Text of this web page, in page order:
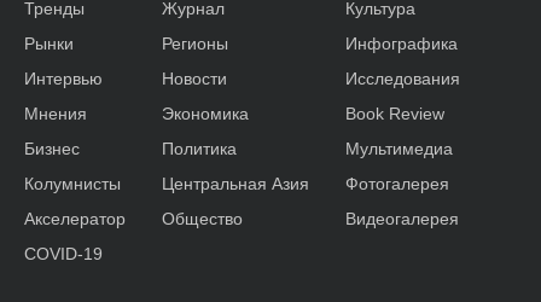
Тренды
Рынки
Интервью
Мнения
Бизнес
Колумнисты
Акселератор
Журнал
Регионы
Новости
Экономика
Политика
Центральная Азия
Общество
Культура
Инфографика
Исследования
Book Review
Мультимедиа
Фотогалерея
Видеогалерея
COVID-19